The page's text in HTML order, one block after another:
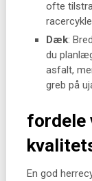
ofte
Dæk:
du
asfalt,
greb på
fordele
En god